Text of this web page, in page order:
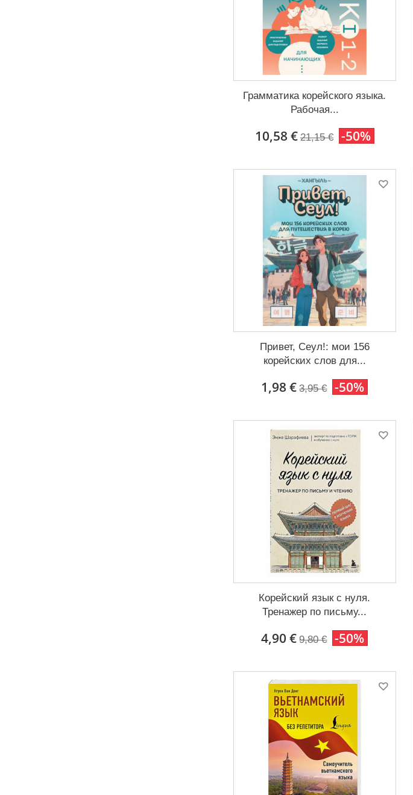
Грамматика корейского языка.
Рабочая...
10,58 € 21,15 € -50%
Привет, Сеул!: мои 156
корейских слов для...
1,98 € 3,95 € -50%
Корейский язык с нуля.
Тренажер по письму...
4,90 € 9,80 € -50%